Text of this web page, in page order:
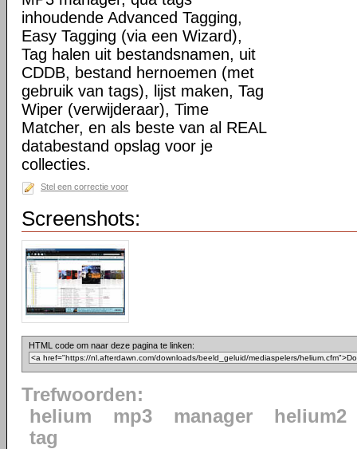
inhoudende Advanced Tagging,
Easy Tagging (via een Wizard),
Tag halen uit bestandsnamen, uit
CDDB, bestand hernoemen (met
gebruik van tags), lijst maken, Tag
Wiper (verwijderaar), Time
Matcher, en als beste van al REAL
databestand opslag voor je
collecties.
Stel een correctie voor
Screenshots:
HTML code om naar deze pagina te linken:
Trefwoorden:
helium
mp3 manager
helium2
tag